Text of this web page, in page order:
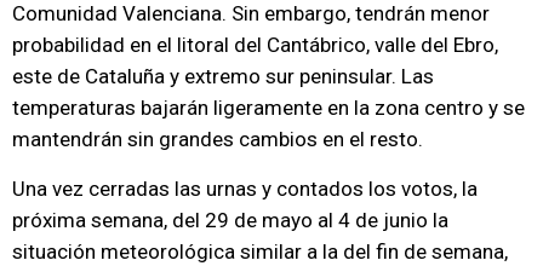
Comunidad Valenciana. Sin embargo, tendrán menor
probabilidad en el litoral del Cantábrico, valle del Ebro,
este de Cataluña y extremo sur peninsular. Las
temperaturas bajarán ligeramente en la zona centro y se
mantendrán sin grandes cambios en el resto.
Una vez cerradas las urnas y contados los votos, la
próxima semana, del 29 de mayo al 4 de junio la
situación meteorológica similar a la del fin de semana,